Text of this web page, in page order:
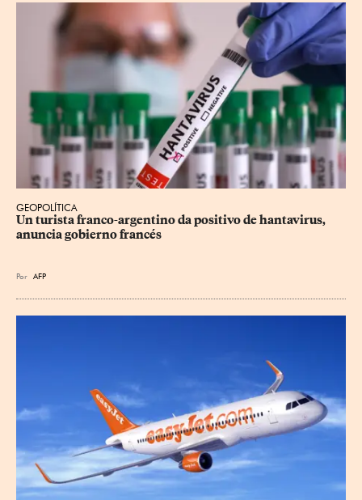
GEOPOLÍTICA
Un turista franco-argentino da positivo de hantavirus,
anuncia gobierno francés
Por AFP